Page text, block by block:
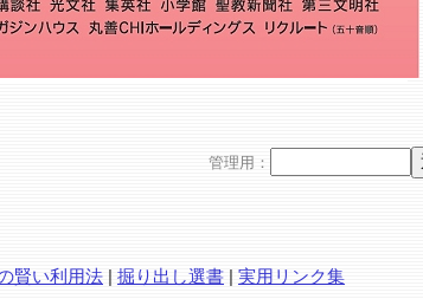
管理用：
賢い利用法 | 掘り出し選書 | 実用リンク集